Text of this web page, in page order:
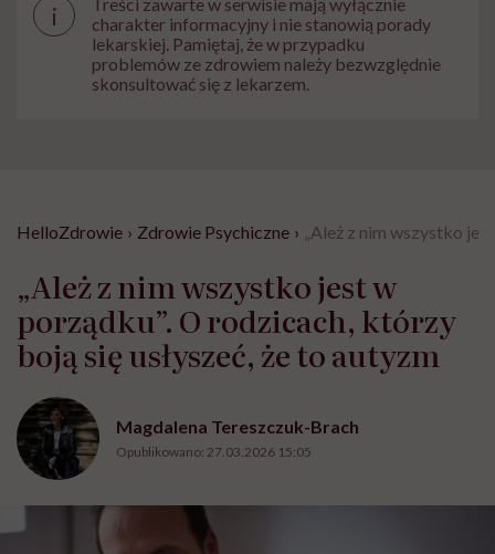
i
charakter informacyjny i nie stanowią porady
lekarskiej. Pamiętaj, że w przypadku
problemów ze zdrowiem należy bezwzględnie
skonsultować się z lekarzem.
HelloZdrowie › Zdrowie Psychiczne › „Ależ z nim wszystko
„Ależ z nim wszystko jest w
porządku”. O rodzicach, którzy
boją się usłyszeć, że to autyzm
Magdalena Tereszczuk-Brach
Opublikowano: 27.03.2026 15:05